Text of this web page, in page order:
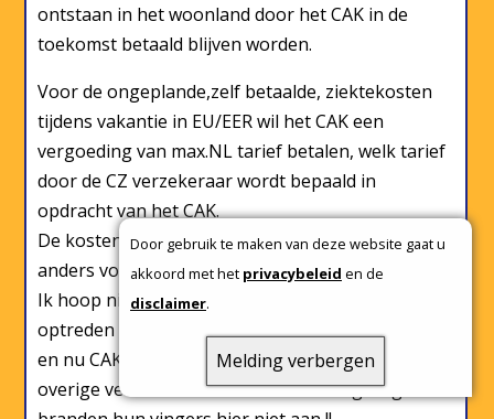
Door gebruik te maken van deze website gaat u
akkoord met het privacybeleid en de
disclaimer.
Melding verbergen
ontstaan in het woonland door het CAK in de
toekomst betaald blijven worden.
Voor de ongeplande,zelf betaalde, ziektekosten
tijdens vakantie in EU/EER wil het CAK een
vergoeding van max.NL tarief betalen, welk tarief
door de CZ verzekeraar wordt bepaald in
opdracht van het CAK.
De kostendekking is in ieder land overigens
anders volgens EC-Europa.EU/social.
Ik hoop niet dat dezelfde onduidelijkheid gaat
optreden als bij woonlandfactor met adviseur CBS
en nu CAK met adviseur CZ (verzekeraar). De
overige verzekeraars in NL hebben afgezegd en